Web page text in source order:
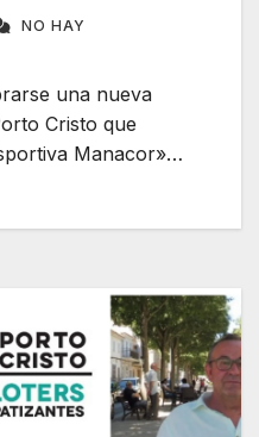
NO HAY
una nueva
Cristo que
Manacor»…